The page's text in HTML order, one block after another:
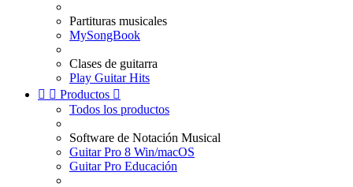
Partituras musicales
MySongBook
Clases de guitarra
Play Guitar Hits
  Productos 
Todos los productos
Software de Notación Musical
Guitar Pro 8 Win/macOS
Guitar Pro Educación